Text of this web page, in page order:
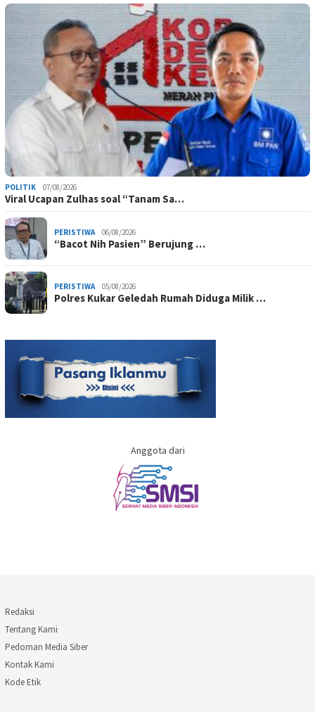
POLITIK 07/08/2026
Viral Ucapan Zulhas soal “Tanam Sa…
PERISTIWA 06/08/2026
“Bacot Nih Pasien” Berujung …
PERISTIWA 05/08/2026
Polres Kukar Geledah Rumah Diduga Milik …
Anggota dari
Redaksi
Tentang Kami
Pedoman Media Siber
Kontak Kami
Kode Etik